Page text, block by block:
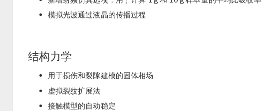
模拟光波通过液晶的传播过程
结构力学
用于损伤和裂隙建模的固体相场
虚拟裂纹扩展法
接触模型的自动稳定